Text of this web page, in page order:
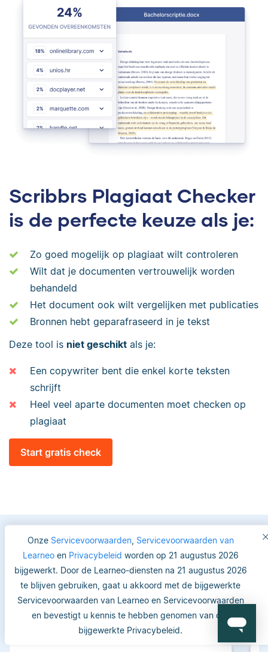
Onze Servicevoorwaarden, Servicevoorwaarden van
Learneoen Privacybeleid worden op 21 augustus 2026
bijgewerkt. Door de Learneo-diensten na 21 augustus 2026
te blijven gebruiken, gaat u akkoord met de bijgewerkte
Servicevoorwaarden van Learneo en Servicevoorwaarden
en bevestigt u kennis te hebben genomen van ons
bijgewerkte Privacybeleid.
Scribbrs Plagiaat Checker
is de perfecte keuze als je:
Zo goed mogelijk op plagiaat wilt controleren
Wilt dat je documenten vertrouwelijk worden
behandeld
Het document ook wilt vergelijken met publicaties
Bronnen hebt geparafraseerd in je tekst
Deze tool is niet geschikt als je:
Een copywriter bent die enkel korte teksten
schrijft
Heel veel aparte documenten moet checken op
plagiaat
Start gratis check
Vertrouwde keuze voor
studenten en academici